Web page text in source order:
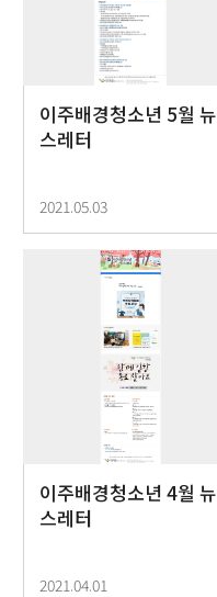
이주배경청소년 5월 뉴
스레터
2021.05.03
이주배경청소년 4월 뉴
스레터
2021.04.01